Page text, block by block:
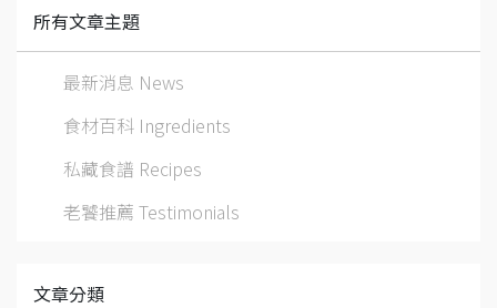
所有文章主題
最新消息 News
食材百科 Ingredients
私藏食譜 Recipes
老饕推薦 Testimonials
文章分類